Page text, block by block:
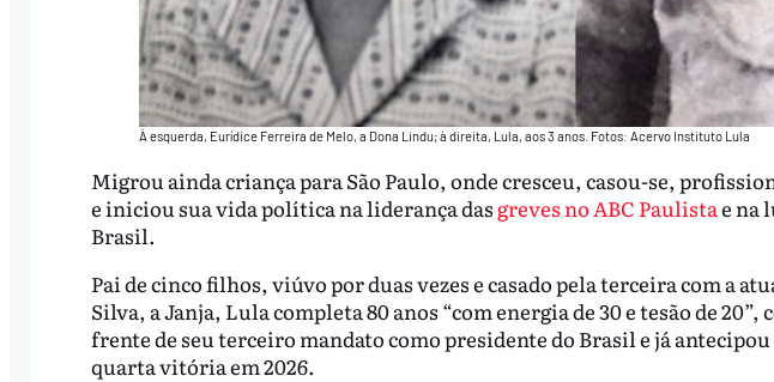
À esquerda, Eurídice Ferreira de Melo, a Dona Lindu; à direita, Lula, aos 3 anos. Fotos: Acervo Instituto Lula
Migrou ainda criança para São Paulo, onde cresceu, casou-se,
e iniciou sua vida política na liderança dasgreves no ABC Paulistae na
Brasil.
Pai de cinco filhos, viúvo por duas vezes e casado pela terceira com a
Silva, a Janja, Lula completa 80 anos “com energia de 30 e tesão de 20”,
frente de seu terceiro mandato como presidente do Brasil e já
quarta vitória em 2026.